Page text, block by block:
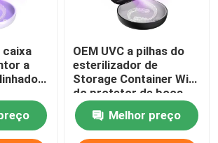
caixa
a
OEM UVC a pilhas do
esterilizador de
Storage Container With
do protetor de boca
Melhor preço